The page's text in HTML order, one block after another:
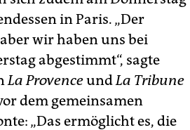
in Paris. „Der
wir haben uns bei
abgestimmt“, sagte
La ProvenceundLa Tribune
dem gemeinsamen
„Das ermöglicht es, die